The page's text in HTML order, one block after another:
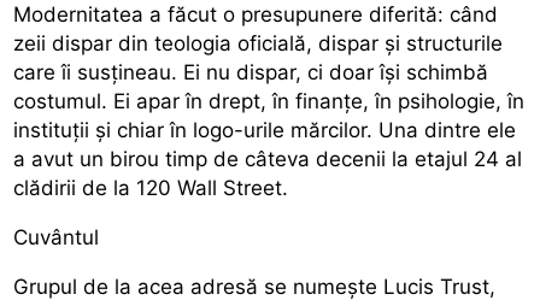
Modernitatea a făcut o presupunere diferită: când
zeii dispar din teologia oficială, dispar și structurile
care îi susțineau. Ei nu dispar, ci doar își schimbă
costumul. Ei apar în drept, în finanțe, în psihologie, în
instituții și chiar în logo-urile mărcilor. Una dintre ele
a avut un birou timp de câteva decenii la etajul 24 al
clădirii de la 120 Wall Street.
Cuvântul
Grupul de la acea adresă se numește Lucis Trust,